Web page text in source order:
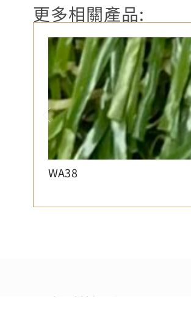
更多相關產品:
WA38
中興建材有限公司